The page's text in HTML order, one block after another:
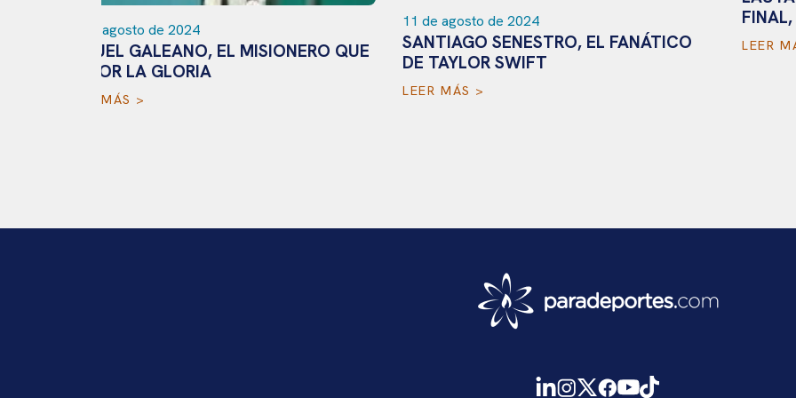
11 de agosto de 2024
SANTIAGO SENESTRO, EL FANÁTICO
DE TAYLOR SWIFT
LEER MÁS >
FINAL, SU GRAN OBJETIVO
LEER MÁS >